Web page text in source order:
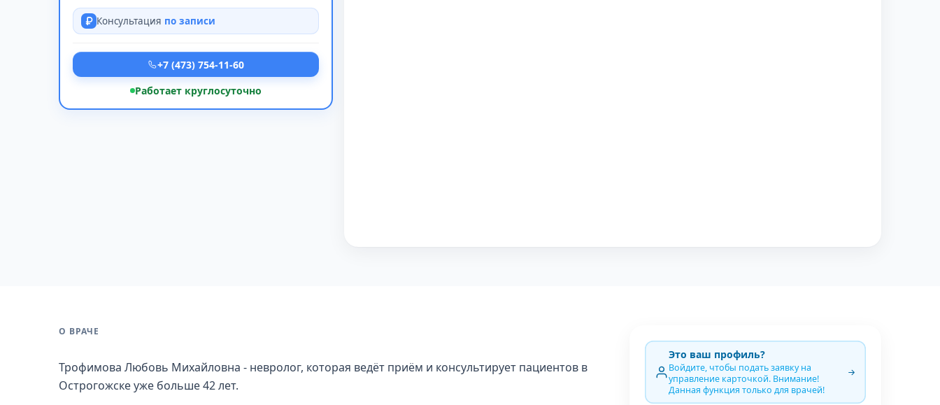
Консультация по записи
+7 (473) 754-11-60
Работает круглосуточно
О ВРАЧЕ
Трофимова Любовь Михайловна - невролог, которая ведёт приём и консультирует пациентов в
Острогожске уже больше 42 лет.
Это ваш профиль?
Войдите, чтобы подать заявку на
управление карточкой. Внимание!
Данная функция только для врачей!